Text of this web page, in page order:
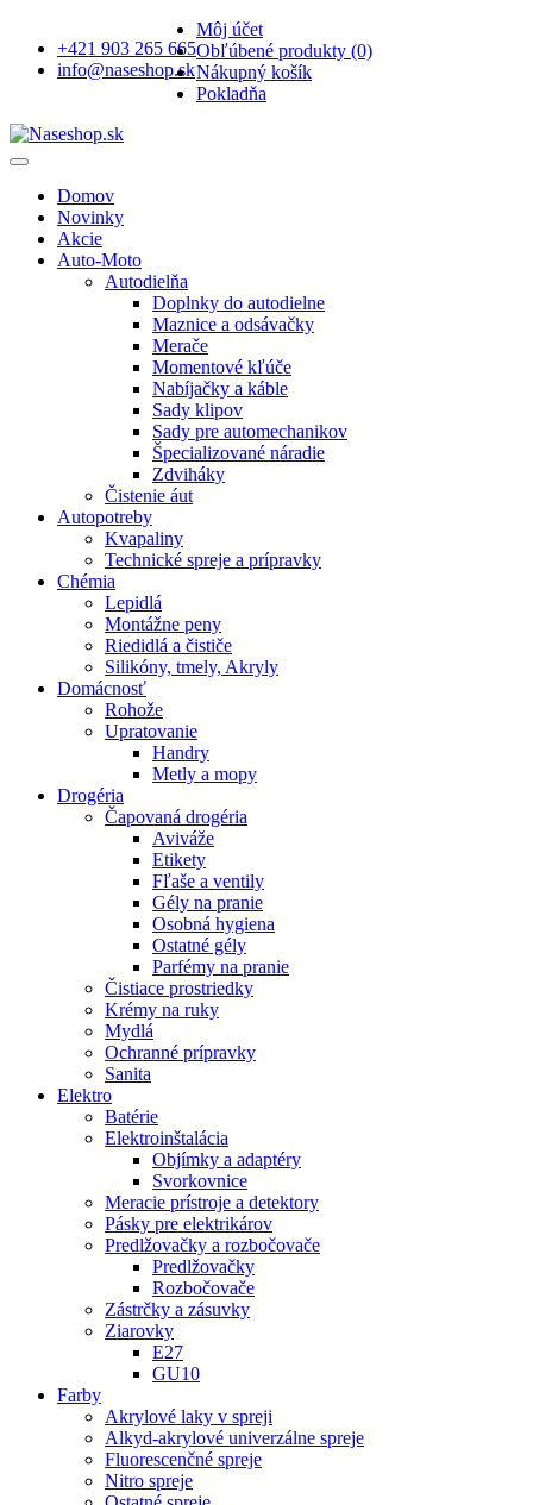
+421 903 265 665
info@naseshop.sk
Môj účet
Obľúbené produkty (0)
Nákupný košík
Pokladňa
Domov
Novinky
Akcie
Auto-Moto
Autodielňa
Doplnky do autodielne
Maznice a odsávačky
Merače
Momentové kľúče
Nabíjačky a káble
Sady klipov
Sady pre automechanikov
Špecializované náradie
Zdviháky
Čistenie áut
Autopotreby
Kvapaliny
Technické spreje a prípravky
Chémia
Lepidlá
Montážne peny
Riedidlá a čističe
Silikóny, tmely, Akryly
Domácnosť
Rohože
Upratovanie
Handry
Metly a mopy
Drogéria
Čapovaná drogéria
Aviváže
Etikety
Fľaše a ventily
Gély na pranie
Osobná hygiena
Ostatné gély
Parfémy na pranie
Čistiace prostriedky
Krémy na ruky
Mydlá
Ochranné prípravky
Sanita
Elektro
Batérie
Elektroinštalácia
Objímky a adaptéry
Svorkovnice
Meracie prístroje a detektory
Pásky pre elektrikárov
Predlžovačky a rozbočovače
Predlžovačky
Rozbočovače
Zástrčky a zásuvky
Ziarovky
E27
GU10
Farby
Akrylové laky v spreji
Alkyd-akrylové univerzálne spreje
Fluorescenčné spreje
Nitro spreje